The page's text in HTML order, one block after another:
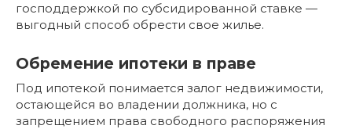
господдержкой по субсидированной ставке —
выгодный способ обрести свое жилье.
Обремение ипотеки в праве
Под ипотекой понимается залог недвижимости,
остающейся во владении должника, но с
запрещением права свободного распоряжения